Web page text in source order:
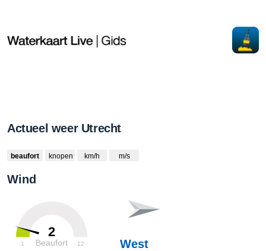
Actueel weer Utrecht
beaufort knopen km/h m/s
Wind
2
Beaufort
1 12 West